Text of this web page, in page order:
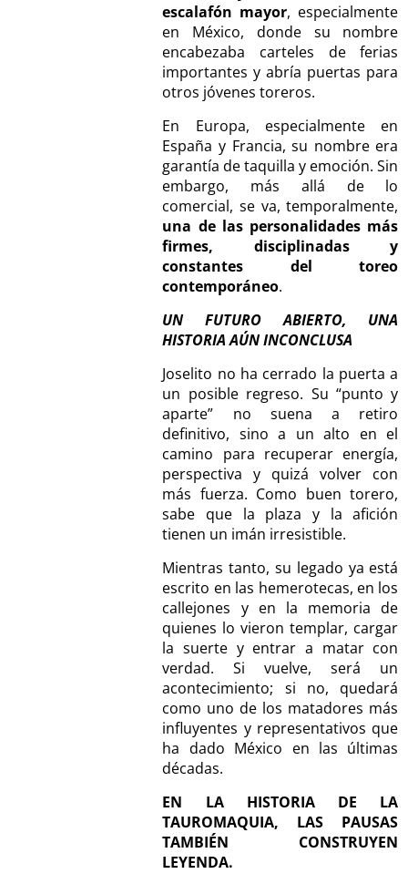
escalafón mayor, especialmente
en México, donde su nombre
encabezaba carteles de ferias
importantes y abría puertas para
otros jóvenes toreros.
En Europa, especialmente en
España y Francia, su nombre era
garantía de taquilla y emoción. Sin
embargo, más allá de lo
comercial, se va, temporalmente,
una de las personalidades más
firmes, disciplinadas y
constantes del toreo
contemporáneo.
UN FUTURO ABIERTO, UNA
HISTORIA AÚN INCONCLUSA
Joselito no ha cerrado la puerta a
un posible regreso. Su “punto y
aparte” no suena a retiro
definitivo, sino a un alto en el
camino para recuperar energía,
perspectiva y quizá volver con
más fuerza. Como buen torero,
sabe que la plaza y la afición
tienen un imán irresistible.
Mientras tanto, su legado ya está
escrito en las hemerotecas, en los
callejones y en la memoria de
quienes lo vieron templar, cargar
la suerte y entrar a matar con
verdad. Si vuelve, será un
acontecimiento; si no, quedará
como uno de los matadores más
influyentes y representativos que
ha dado México en las últimas
décadas.
EN LA HISTORIA DE LA
TAUROMAQUIA, LAS PAUSAS
TAMBIÉN CONSTRUYEN
LEYENDA.